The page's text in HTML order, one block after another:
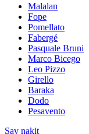
Malalan
Fope
Pomellato
Fabergé
Pasquale Bruni
Marco Bicego
Leo Pizzo
Girello
Baraka
Dodo
Pesavento
Sav nakit